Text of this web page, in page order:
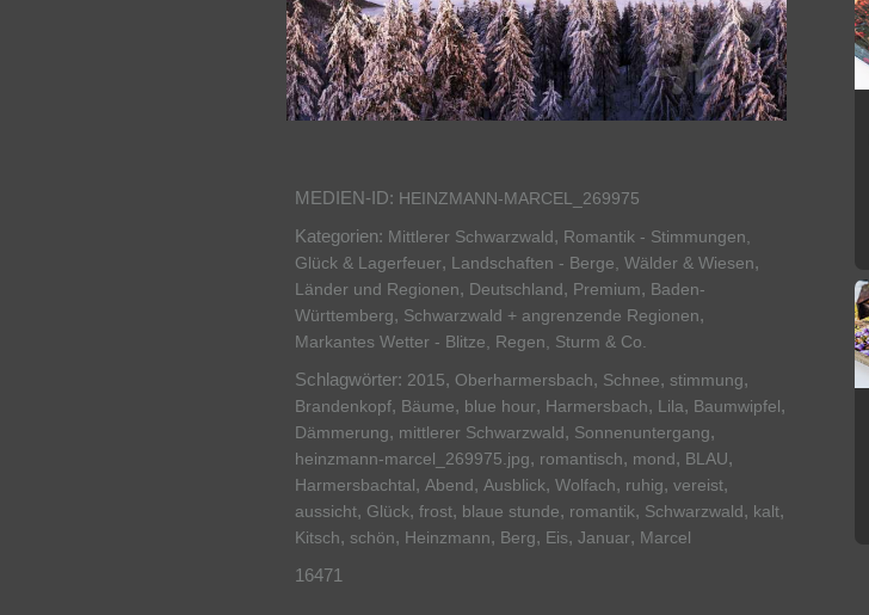
MEDIEN-ID: HEINZMANN-MARCEL_269975
Kategorien: Mittlerer Schwarzwald, Romantik - Stimmungen,
Glück & Lagerfeuer, Landschaften - Berge, Wälder & Wiesen,
Länder und Regionen, Deutschland, Premium, Baden-
Württemberg, Schwarzwald + angrenzende Regionen,
Markantes Wetter - Blitze, Regen, Sturm & Co.
Schlagwörter: 2015, Oberharmersbach, Schnee, stimmung,
Brandenkopf, Bäume, blue hour, Harmersbach, Lila, Baumwipfel,
Dämmerung, mittlerer Schwarzwald, Sonnenuntergang,
heinzmann-marcel_269975.jpg, romantisch, mond, BLAU,
Harmersbachtal, Abend, Ausblick, Wolfach, ruhig, vereist,
aussicht, Glück, frost, blaue stunde, romantik, Schwarzwald, kalt,
Kitsch, schön, Heinzmann, Berg, Eis, Januar, Marcel
16471